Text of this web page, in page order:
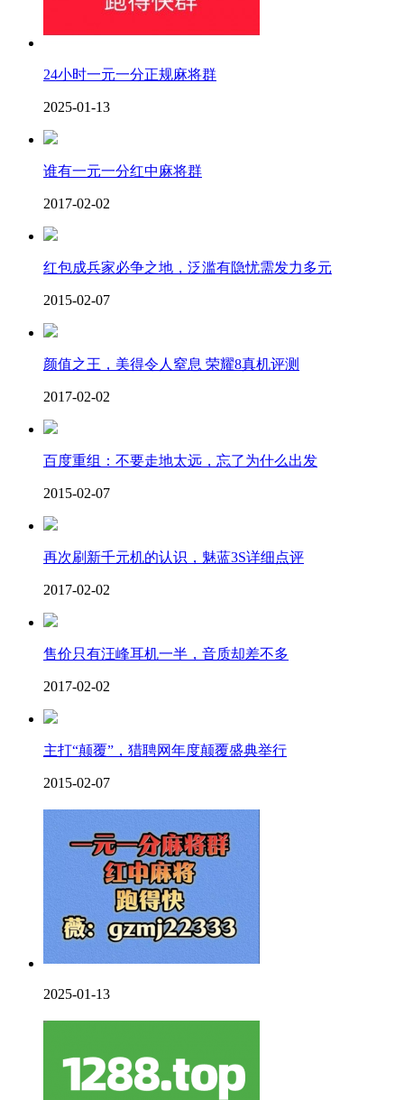
24小时一元一分正规麻将群
2025-01-13
谁有一元一分红中麻将群
2017-02-02
红包成兵家必争之地，泛滥有隐忧需发力多元
2015-02-07
颜值之王，美得令人窒息 荣耀8真机评测
2017-02-02
百度重组：不要走地太远，忘了为什么出发
2015-02-07
再次刷新千元机的认识，魅蓝3S详细点评
2017-02-02
售价只有汪峰耳机一半，音质却差不多
2017-02-02
主打“颠覆”，猎聘网年度颠覆盛典举行
2015-02-07
2025-01-13